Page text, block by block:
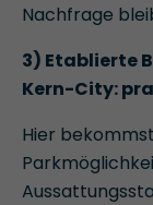
Nachfrage
3) Etablierte
Kern-City:
Hier